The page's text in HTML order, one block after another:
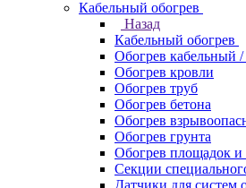
Кабельный обогрев
Назад
Кабельный обогрев
Обогрев кабельный
Обогрев кровли
Обогрев труб
Обогрев бетона
Обогрев
Обогрев грунта
Обогрев площадок и
Секции
Датчики для систем